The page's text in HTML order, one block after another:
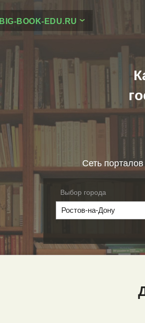
BIG-BOOK-EDU.RU
Сеть
Выбор города